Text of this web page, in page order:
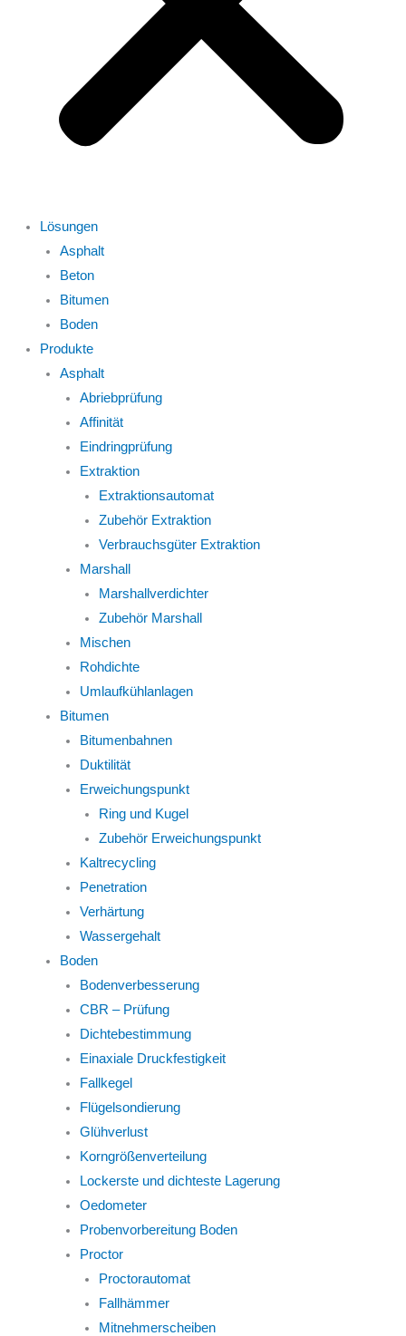
Lösungen
Asphalt
Beton
Bitumen
Boden
Produkte
Asphalt
Abriebprüfung
Affinität
Eindringprüfung
Extraktion
Extraktionsautomat
Zubehör Extraktion
Verbrauchsgüter Extraktion
Marshall
Marshallverdichter
Zubehör Marshall
Mischen
Rohdichte
Umlaufkühlanlagen
Bitumen
Bitumenbahnen
Duktilität
Erweichungspunkt
Ring und Kugel
Zubehör Erweichungspunkt
Kaltrecycling
Penetration
Verhärtung
Wassergehalt
Boden
Bodenverbesserung
CBR – Prüfung
Dichtebestimmung
Einaxiale Druckfestigkeit
Fallkegel
Flügelsondierung
Glühverlust
Korngrößenverteilung
Lockerste und dichteste Lagerung
Oedometer
Probenvorbereitung Boden
Proctor
Proctorautomat
Fallhämmer
Mitnehmerscheiben